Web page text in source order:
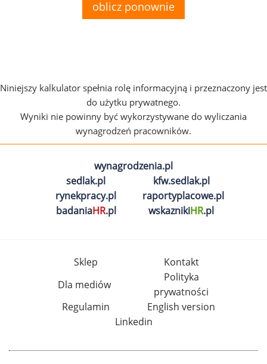
oblicz ponownie
Niniejszy kalkulator spełnia rolę informacyjną i przeznaczony jest
do użytku prywatnego.
Wyniki nie powinny być wykorzystywane do wyliczania
wynagrodzeń pracowników.
wynagrodzenia.pl
sedlak.pl
kfw.sedlak.pl
rynekpracy.pl
raportyplacowe.pl
badaniaHR.pl wskaznikiHR.pl
Sklep
Kontakt
Dla mediów
Polityka
prywatności
Regulamin
English version
Linkedin